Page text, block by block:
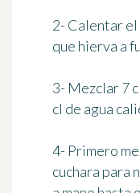
2- Calentar el
que hierva a
3- Mezclar 7
cl de agua
4- Primero
cuchara para